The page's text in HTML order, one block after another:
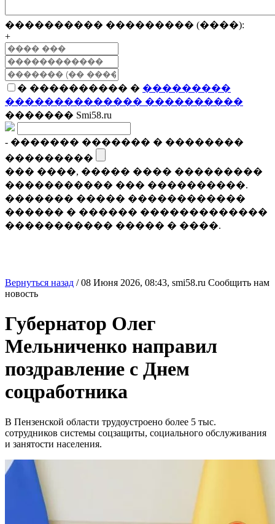
���������� ��������� (����):
+
� ���������� � ���������
�������������� ����������
������� Smi58.ru
- ������� ������� � ��������
���������
��� ����, ����� ���� ���������
����������� ��� ����������.
������� ����� ������������
������ � ������ �������������
����������� ����� � ����.
Вернуться назад /08 Июня 2026, 08:43, smi58.ru Сообщить нам
новость
Губернатор Олег
Мельниченко направил
поздравление с Днем
соцработника
В Пензенской области трудоустроено более 5 тыс.
сотрудников системы соцзащиты, социального обслуживания
и занятости населения.